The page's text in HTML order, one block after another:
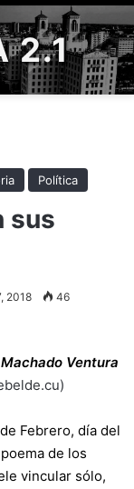
2.1
Política
sus
2018 46
Ventura
Febrero, día del
de los
vincular sólo,